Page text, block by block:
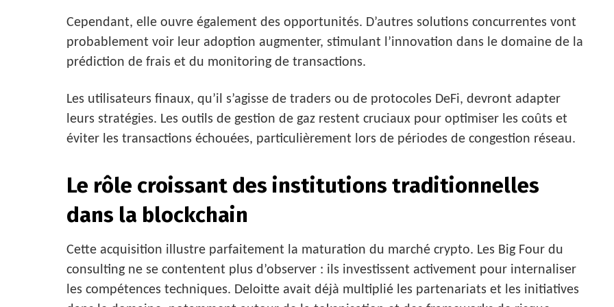
Cependant, elle ouvre également des opportunités. D’autres solutions concurrentes vont
probablement voir leur adoption augmenter, stimulant l’innovation dans le domaine de la
prédiction de frais et du monitoring de transactions.
Les utilisateurs finaux, qu’il s’agisse de traders ou de protocoles DeFi, devront adapter
leurs stratégies. Les outils de gestion de gaz restent cruciaux pour optimiser les coûts et
éviter les transactions échouées, particulièrement lors de périodes de congestion réseau.
Le rôle croissant des institutions traditionnelles
dans la blockchain
Cette acquisition illustre parfaitement la maturation du marché crypto. Les Big Four du
consulting ne se contentent plus d’observer : ils investissent activement pour internaliser
les compétences techniques. Deloitte avait déjà multiplié les partenariats et les initiatives